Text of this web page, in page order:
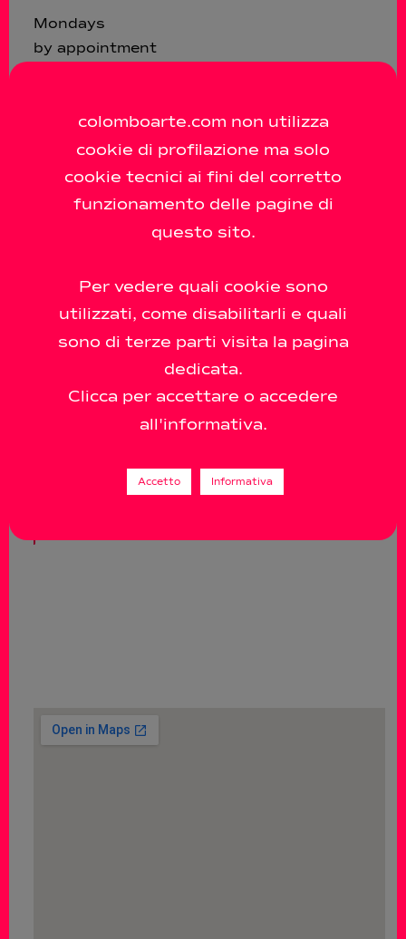
colomboarte.com non utilizza
cookie di profilazione ma solo
cookie tecnici ai fini del corretto
funzionamento delle pagine di
questo sito.
Per vedere quali cookie sono
utilizzati, come disabilitarli e quali
sono di terze parti visita la pagina
dedicata.
Clicca per accettare o accedere
all'informativa.
Accetto Informativa
Mondays
by appointment
Instagram
Facebook
Newsletter
sign up for our newsletter to receive updates